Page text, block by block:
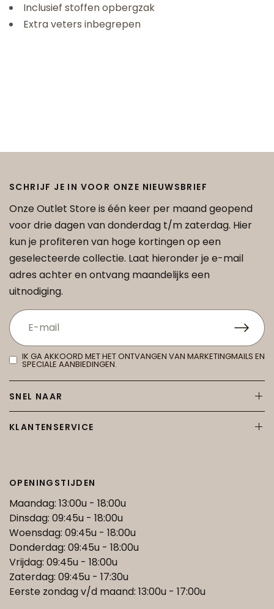
Inclusief stoffen opbergzak
Extra veters inbegrepen
SCHRIJF JE IN VOOR ONZE NIEUWSBRIEF
Onze Outlet Store is één keer per maand geopend
voor drie dagen van donderdag t/m zaterdag. Hier
kun je profiteren van hoge kortingen op een
geselecteerde collectie. Laat hieronder je e-mail
adres achter en ontvang maandelijks een
uitnodiging.
IK GA AKKOORD MET HET ONTVANGEN VAN MARKETINGMAILS EN
SPECIALE AANBIEDINGEN.
SNEL NAAR
KLANTENSERVICE
OPENINGSTIJDEN
Maandag: 13:00u - 18:00u
Dinsdag: 09:45u - 18:00u
Woensdag: 09:45u - 18:00u
Donderdag: 09:45u - 18:00u
Vrijdag: 09:45u - 18:00u
Zaterdag: 09:45u - 17:30u
Eerste zondag v/d maand: 13:00u - 17:00u